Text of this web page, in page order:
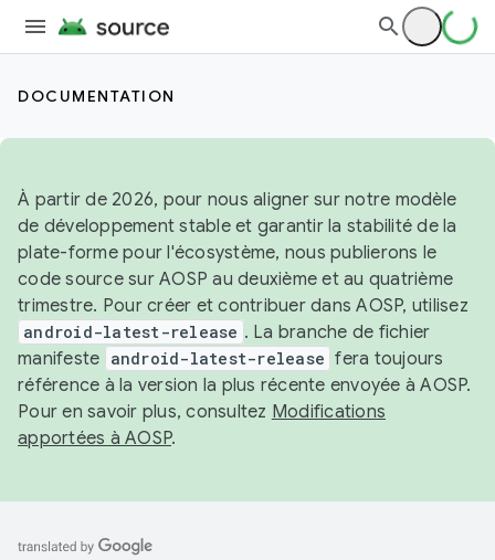
DOCUMENTATION
À partir de 2026, pour nous aligner sur notre modèle
de développement stable et garantir la stabilité de la
plate-forme pour l'écosystème, nous publierons le
code source sur AOSP au deuxième et au quatrième
trimestre. Pour créer et contribuer dans AOSP, utilisez
android-latest-release . La branche de fichier
manifeste android-latest-release fera toujours
référence à la version la plus récente envoyée à AOSP.
Pour en savoir plus, consultez Modifications
apportées à AOSP.